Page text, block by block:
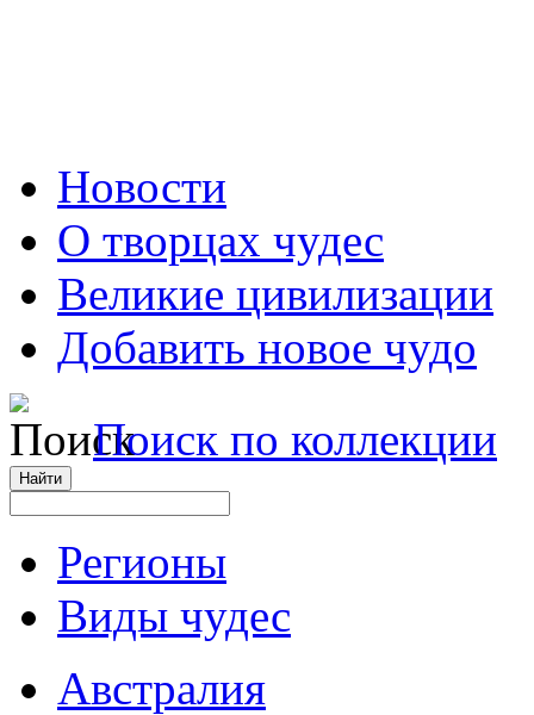
Новости
О творцах чудес
Великие цивилизации
Добавить новое чудо
Поиск по коллекции
Регионы
Виды чудес
Австралия